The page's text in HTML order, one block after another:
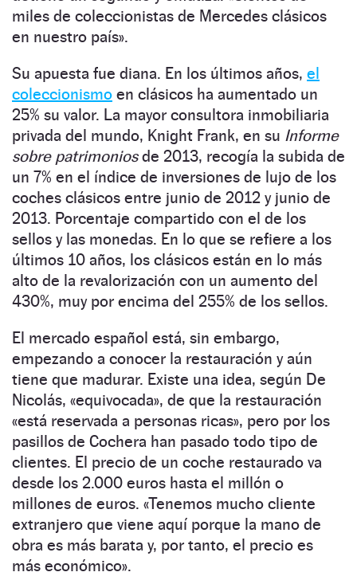
miles de coleccionistas de Mercedes clásicos
en nuestro país».
Su apuesta fue diana. En los últimos años, el
coleccionismo en clásicos ha aumentado un
25% su valor. La mayor consultora inmobiliaria
privada del mundo, Knight Frank, en su Informe
sobre patrimoniosde 2013, recogía la subida de
un 7% en el índice de inversiones de lujo de los
coches clásicos entre junio de 2012 y junio de
2013. Porcentaje compartido con el de los
sellos y las monedas. En lo que se refiere a los
últimos 10 años, los clásicos están en lo más
alto de la revalorización con un aumento del
430%, muy por encima del 255% de los sellos.
El mercado español está, sin embargo,
empezando a conocer la restauración y aún
tiene que madurar. Existe una idea, según De
Nicolás, «equivocada», de que la restauración
«está reservada a personas ricas», pero por los
pasillos de Cochera han pasado todo tipo de
clientes. El precio de un coche restaurado va
desde los 2.000 euros hasta el millón o
millones de euros. «Tenemos mucho cliente
extranjero que viene aquí porque la mano de
obra es más barata y, por tanto, el precio es
más económico».